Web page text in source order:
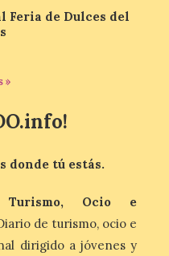
la web
sobre
de
[…]
Feria de Dulces del
»
donde tú estás.
Turismo, Ocio e
de turismo, ocio e
dirigido a jóvenes y